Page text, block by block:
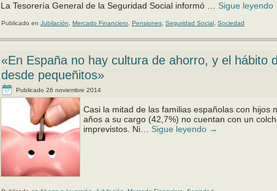
La Tesorería General de la Seguridad Social informó … Sigue leyendo
Publicado en Jubilación Mercado Financiero Pensiones Seguridad Social Sociedad
«En España no hay cultura de ahorro, y el hábito
desde pequeñitos»
Publicado 26 noviembre 2014
Casi la mitad de las familias españolas con hijos
años a su cargo (42,7%) no cuentan con un
imprevistos. Ni… Sigue leyendo →